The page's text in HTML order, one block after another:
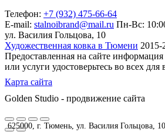
625000, г. Тюмень, ул. Василия Гольцова,
Телефон: +7 (932) 475-66-64
E-mail: stalnoibrand@mail.ru Пн-Вс:
ул. Василия Гольцова, 10
Художественная ковка в Тюмени 2015-
Предоставленная на сайте
или услуги удостоверьтесь во всех
Карта сайта
Golden Studio - продвижение сайта